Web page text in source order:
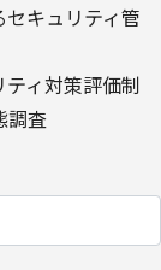
るアクセス情報
し、以下の場合
せん。
キュリティ管
ィ対策評価制
調査